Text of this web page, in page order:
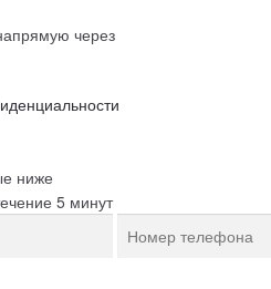
через
ниже
5 минут